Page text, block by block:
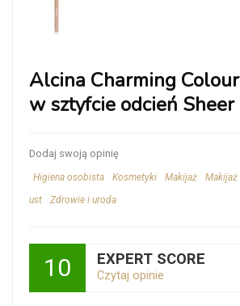
Alcina Charming
w sztyfcie odcień Sheer
Dodaj swoją opinię
Higiena osobista Kosmetyki Makijaż Makijaż
ust
Zdrowie i uroda
10 EXPERT SCORE
Czytaj opinie